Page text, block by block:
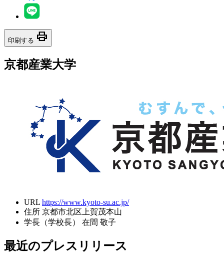
印刷する print
京都産業大学
URL https://www.kyoto-su.ac.jp/
住所 京都市北区上賀茂本山
学長（学校長）
在間 敬子
最近のプレスリリース